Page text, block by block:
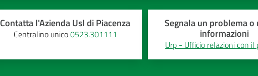
Contatta l'Azienda Usl di Piacenza
Centralino unico0523.301111
Segnala un problema o
informazioni
Urp - Ufficio relazioni con il